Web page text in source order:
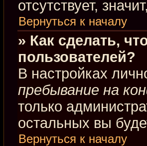
отсутствует,
Вернуться к началу
» Как сделать,
пользователей?
В настройках
пребывание на
только
остальных вы
Вернуться к началу